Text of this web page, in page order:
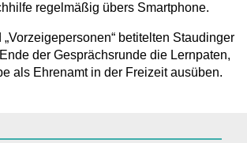
regelmäßig übers Smartphone.
„Vorzeigepersonen“ betitelten Staudinger
der Gesprächsrunde die Lernpaten,
als Ehrenamt in der Freizeit ausüben.